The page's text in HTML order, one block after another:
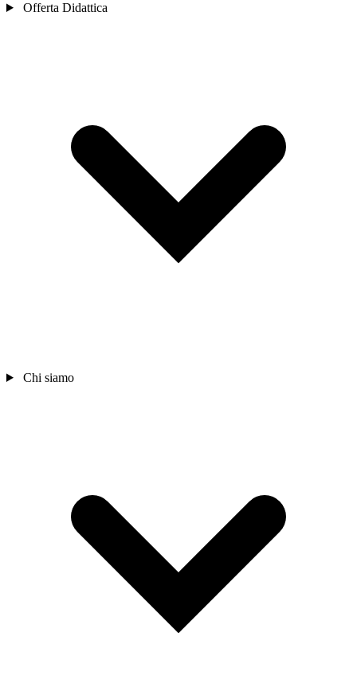
Offerta Didattica
Chi siamo